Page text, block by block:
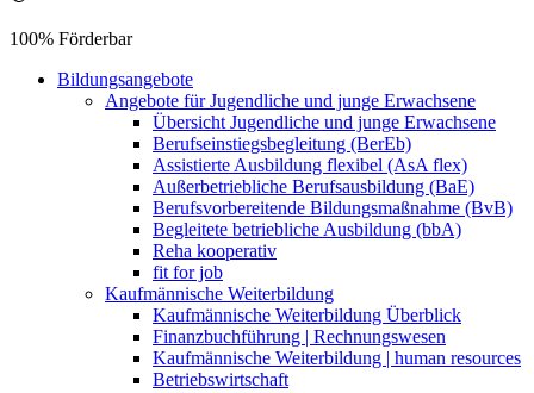
100% Förderbar
Bildungsangebote
Angebote für Jugendliche und junge Erwachsene
Übersicht Jugendliche und junge Erwachsene
Berufseinstiegsbegleitung (BerEb)
Assistierte Ausbildung flexibel (AsA flex)
Außerbetriebliche Berufsausbildung (BaE)
Berufsvorbereitende Bildungsmaßnahme (BvB)
Begleitete betriebliche Ausbildung (bbA)
Reha kooperativ
fit for job
Kaufmännische Weiterbildung
Kaufmännische Weiterbildung Überblick
Finanzbuchführung | Rechnungswesen
Kaufmännische Weiterbildung | human resources
Betriebswirtschaft